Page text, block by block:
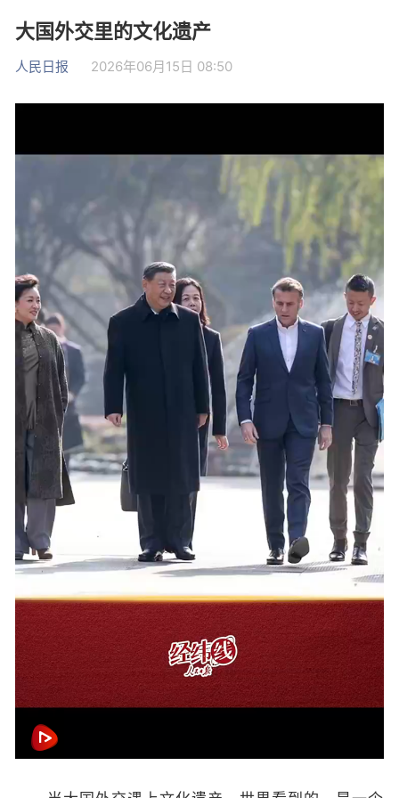
大国外交里的文化遗产
人民日报 2026年06月15日 08:50